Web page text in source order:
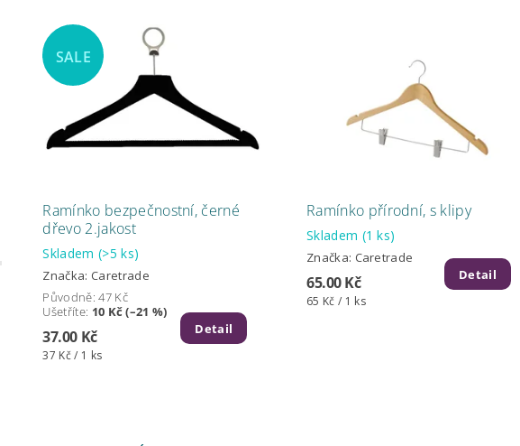
SALE
Ramínko bezpečnostní, černé
dřevo 2.jakost
Skladem (>5 ks)
Značka: Caretrade
Původně:47 Kč
Ušetříte: 10 Kč (–21 %)
37.00 Kč
37 Kč / 1 ks
Detail
Ramínko přírodní, s klipy
Skladem (1 ks)
Značka: Caretrade
65.00 Kč
65 Kč / 1 ks
Detail